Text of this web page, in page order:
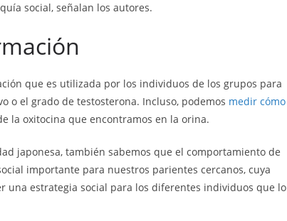
social, señalan los autores.
que es utilizada por los individuos de los grupos para
o el grado de testosterona. Incluso, podemos medir cómo
la oxitocina que encontramos en la orina.
japonesa, también sabemos que el comportamiento de
importante para nuestros parientes cercanos, cuya
una estrategia social para los diferentes individuos que lo